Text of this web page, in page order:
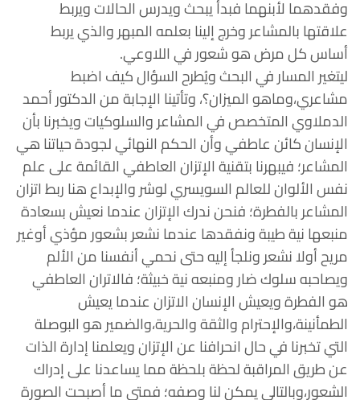
وفقدهما لأبنهما فبدأ يبحث ويدرس الحالات ويربط
علاقتها بالمشاعر وخرج إلينا بعلمه المبهر والذي يربط
أساس كل مرض هو شعور في اللاوعي.
ليتغير المسار في البحث ويُطرح السؤال كيف اضبط
مشاعري،وماهو الميزان؟، وتأتينا الإجابة من الدكتور أحمد
الدملاوي المتخصص في المشاعر والسلوكيات ويخبرنا بأن
الإنسان كائن عاطفي وأن الحكم النهائي لجودة حياتنا هي
المشاعر؛ فيبهرنا بتقنية الإتزان العاطفي القائمة على علم
نفس الألوان للعالم السويسري لوشر والإبداع هنا ربط اتزان
المشاعر بالفطرة؛ فنحن ندرك الإتزان عندما نعيش بسعادة
منبعها نية طيبة ونفقدها عندما نشعر بشعور مؤذي أوغير
مريح أولا نشعر ونلجأ إليه حتى نحمي أنفسنا من الألم
ويصاحبه سلوك ضار ومنبعه نية خبيثة؛ فالاتران العاطفي
هو الفطرة ويعيش الإنسان الاتزان عندما يعيش
الطمأنينة،والإحترام والثقة والحرية،والضمير هو البوصلة
التي تخبرنا في حال انحرافنا عن الإتزان ويعلمنا إدارة الذات
عن طريق المراقبة لحظة بلحظة مما يساعدنا على إدراك
الشعور،وبالتالي يمكن لنا وصفه؛ فمتى ما أصبحت الصورة